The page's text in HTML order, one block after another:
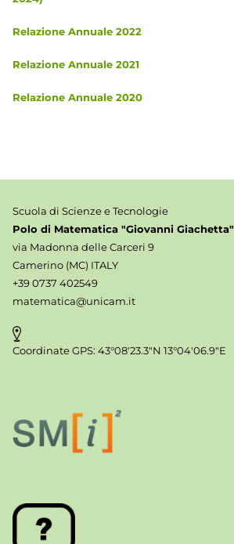
Relazione Annuale 2022
Relazione Annuale 2021
Relazione Annuale 2020
Scuola di Scienze e Tecnologie
Polo di Matematica "Giovanni Giachetta"
via Madonna delle Carceri 9
Camerino (MC) ITALY
+39 0737 402549
matematica@unicam.it
Coordinate GPS: 43°08'23.3"N 13°04'06.9"E